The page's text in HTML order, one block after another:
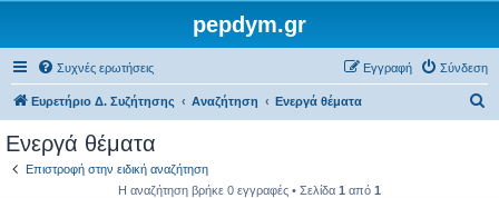
pepdym.gr
Συχνές ερωτήσεις Σύνδεση
Εγγραφή
Ευρετήριο Δ. Συζήτησης Αναζήτηση Ενεργά θέματα
Ενεργά θέματα
Επιστροφή στην ειδική αναζήτηση
Η αναζήτηση βρήκε 0 εγγραφές • Σελίδα 1 από 1